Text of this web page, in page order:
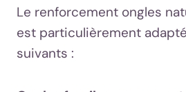
Le renforcement ongles
est particulièrement
suivants :